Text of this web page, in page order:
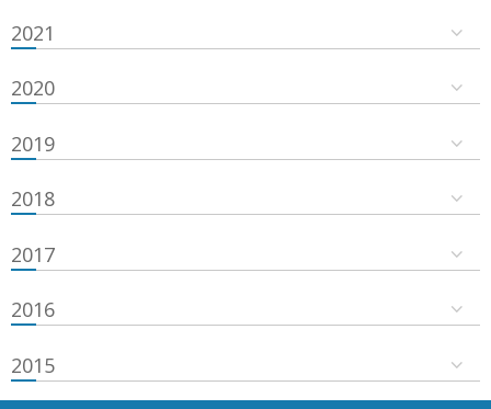
2021
2020
2019
2018
2017
2016
2015